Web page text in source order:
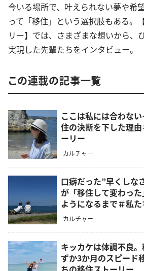
今いる場所で、叶えられない夢や希
って「移住」という選択肢もある。
リー】では、さまざまな想いから、
実現した先輩たちをインタビュー。
この連載の記事一覧
ここは私には合わな
住の決断を下した理
ーリー
カルチャー
口癖だった”早くしな
が「移住して変わっ
ようになるまで＃私
カルチャー
キッカケは体調不良
ずか3か月のスピー